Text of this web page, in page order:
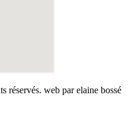
réservés. web par elaine bossé